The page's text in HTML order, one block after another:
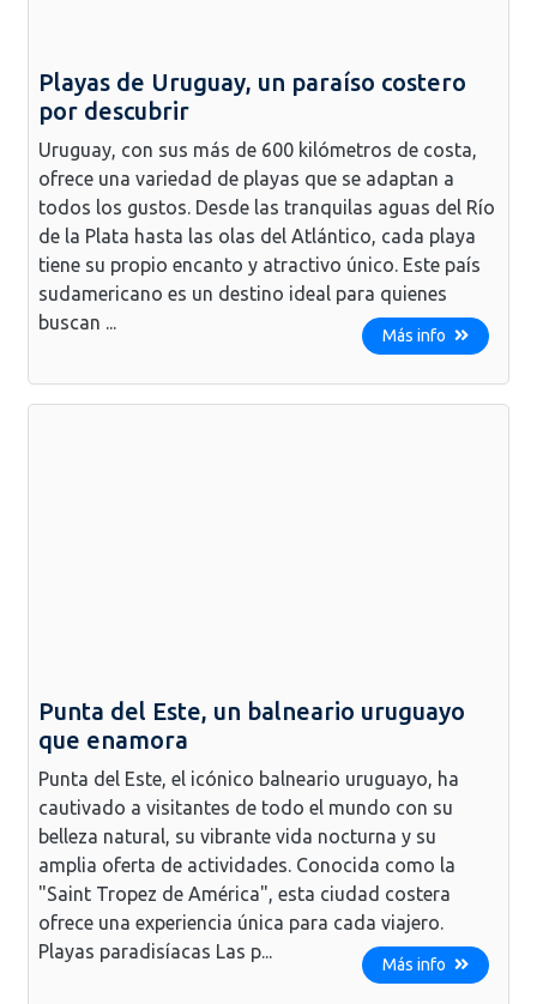
Playas de Uruguay, un paraíso costero
por descubrir
Uruguay, con sus más de 600 kilómetros de costa,
ofrece una variedad de playas que se adaptan a
todos los gustos. Desde las tranquilas aguas del Río
de la Plata hasta las olas del Atlántico, cada playa
tiene su propio encanto y atractivo único. Este país
sudamericano es un destino ideal para quienes
buscan ...
Más info
Punta del Este, un balneario uruguayo
que enamora
Punta del Este, el icónico balneario uruguayo, ha
cautivado a visitantes de todo el mundo con su
belleza natural, su vibrante vida nocturna y su
amplia oferta de actividades. Conocida como la
"Saint Tropez de América", esta ciudad costera
ofrece una experiencia única para cada viajero.
Playas paradisíacas Las p...
Más info